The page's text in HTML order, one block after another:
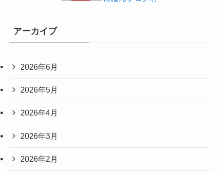
アーカイブ
2026年6月
2026年5月
2026年4月
2026年3月
2026年2月